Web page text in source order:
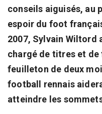
conseils aiguisés, au
espoir du foot
2007, Sylvain Wiltord
chargé de titres et
feuilleton de deux
football rennais
atteindre les